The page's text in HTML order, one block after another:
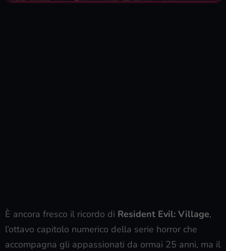
È ancora fresco il ricordo di Resident Evil: Village,
l’ottavo capitolo numerico della serie horror che
accompagna gli appassionati da ormai 25 anni, ma il